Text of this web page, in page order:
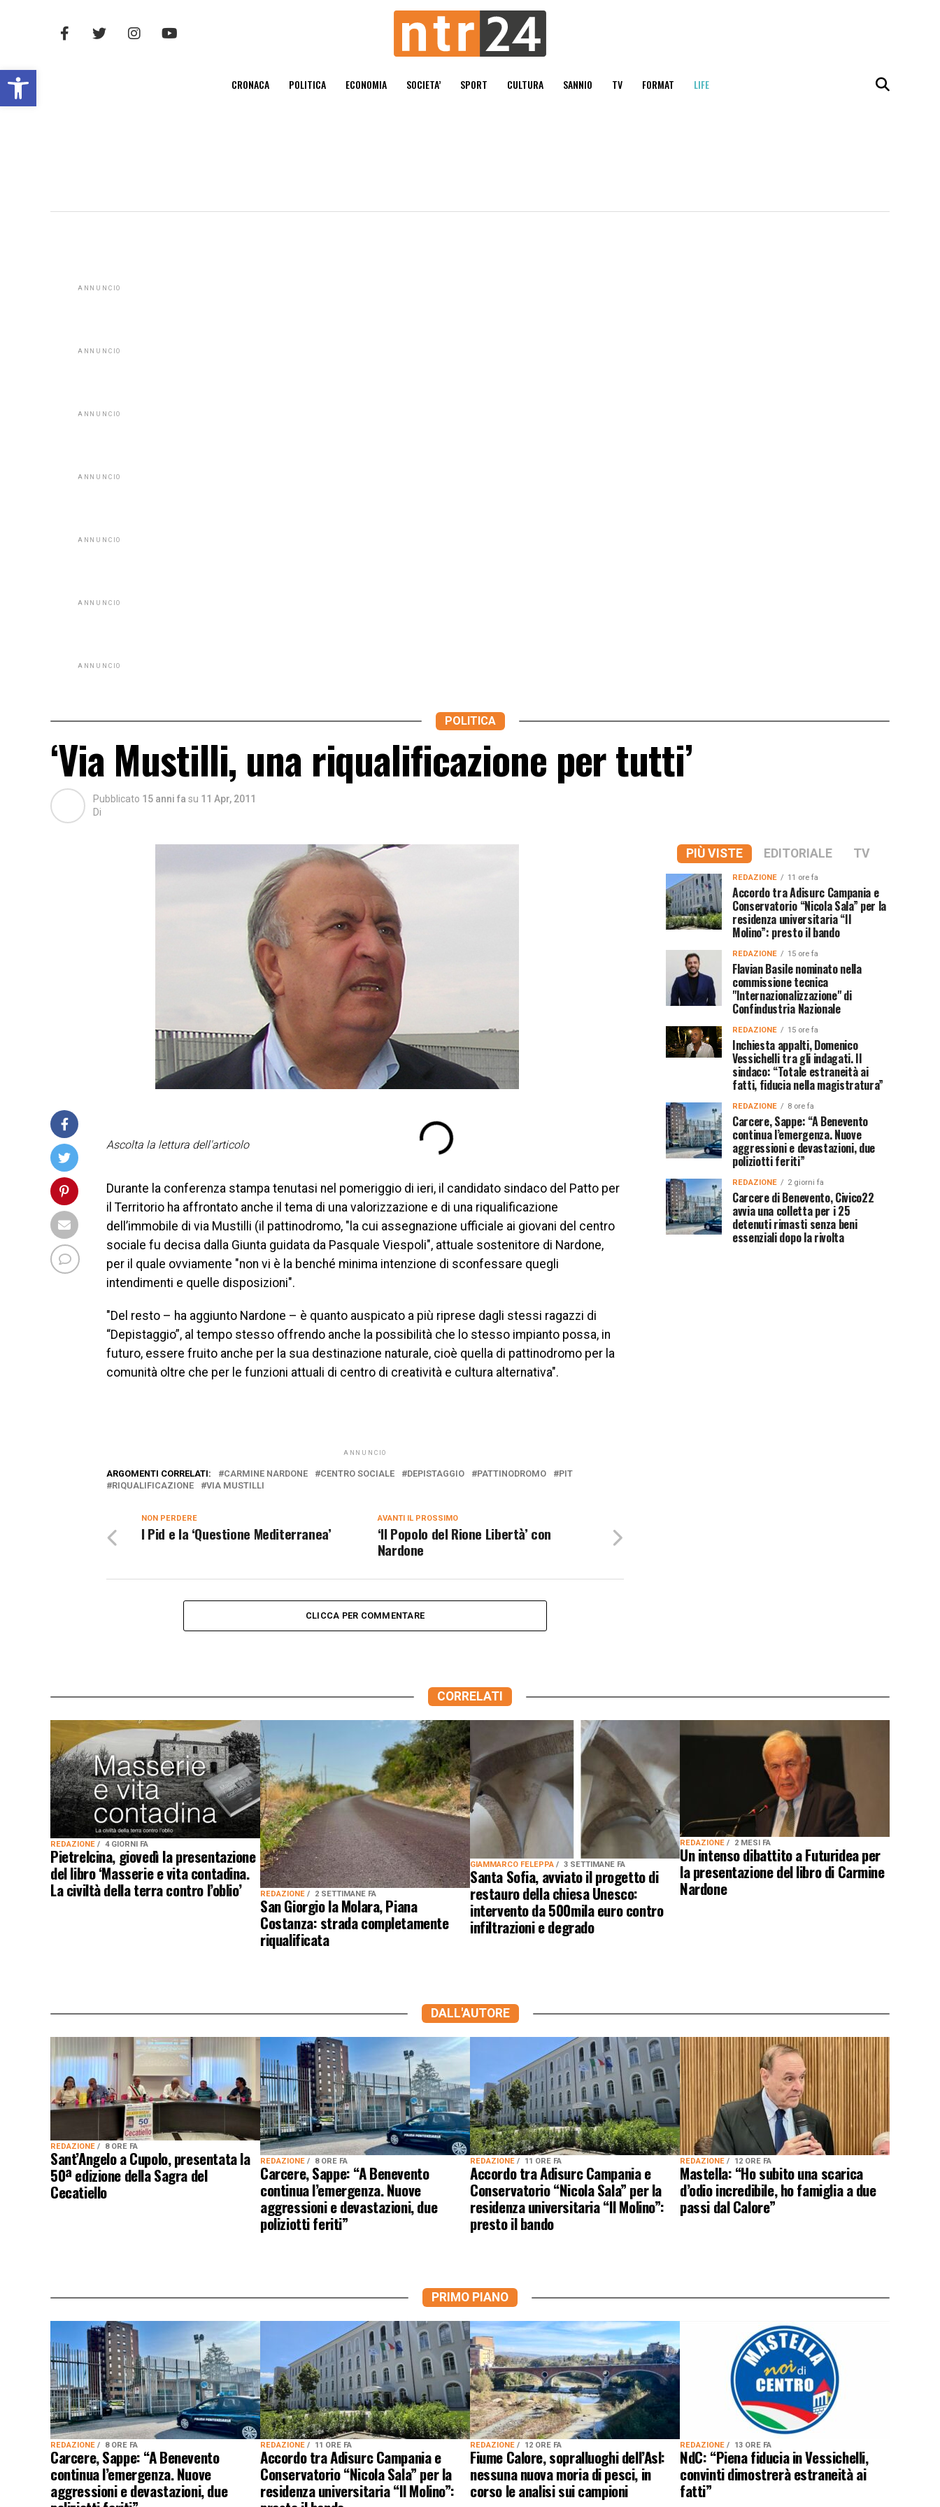
Open toolbar CRONACA POLITICA ECONOMIA SOCIETA’ SPORT CULTURA SANNIO TV FORMAT LIFE
ANNUNCIO
ANNUNCIO
ANNUNCIO
ANNUNCIO
ANNUNCIO
ANNUNCIO
ANNUNCIO
POLITICA
‘Via Mustilli, una riqualificazione per tutti’
Pubblicato 15 anni fa su 11 Apr, 2011
Di
Ascolta la lettura dell'articolo
Durante la conferenza stampa tenutasi nel pomeriggio di ieri, il candidato sindaco del Patto per
il Territorio ha affrontato anche il tema di una valorizzazione e di una riqualificazione
dell’immobile di via Mustilli (il pattinodromo, "la cui assegnazione ufficiale ai giovani del centro
sociale fu decisa dalla Giunta guidata da Pasquale Viespoli", attuale sostenitore di Nardone,
per il quale ovviamente "non vi è la benché minima intenzione di sconfessare quegli
intendimenti e quelle disposizioni".
"Del resto – ha aggiunto Nardone – è quanto auspicato a più riprese dagli stessi ragazzi di
“Depistaggio”, al tempo stesso offrendo anche la possibilità che lo stesso impianto possa, in
futuro, essere fruito anche per la sua destinazione naturale, cioè quella di pattinodromo per la
comunità oltre che per le funzioni attuali di centro di creatività e cultura alternativa".
ANNUNCIO
ARGOMENTI CORRELATI: CARMINE NARDONE CENTRO SOCIALE DEPISTAGGIO PATTINODROMO
PIT
RIQUALIFICAZIONE
VIA MUSTILLI
AVANTI IL ​​PROSSIMO
‘Il Popolo del Rione Libertà’ con
Nardone
NON PERDERE
I Pid e la ‘Questione Mediterranea’
CLICCA PER COMMENTARE
PIÙ VISTE EDITORIALE TV
REDAZIONE 11 ore fa
Accordo tra Adisurc Campania e
Conservatorio “Nicola Sala” per la
residenza universitaria “Il
Molino”: presto il bando
REDAZIONE 15 ore fa
Flavian Basile nominato nella
commissione tecnica
"Internazionalizzazione" di
Confindustria Nazionale
REDAZIONE 15 ore fa
Inchiesta appalti, Domenico
Vessichelli tra gli indagati. Il
sindaco: “Totale estraneità ai
fatti, fiducia nella magistratura”
REDAZIONE 8 ore fa
Carcere, Sappe: “A Benevento
continua l’emergenza. Nuove
aggressioni e devastazioni, due
poliziotti feriti”
REDAZIONE 2 giorni fa
Carcere di Benevento, Civico22
avvia una colletta per i 25
detenuti rimasti senza beni
essenziali dopo la rivolta
CORRELATI
REDAZIONE 4 GIORNI FA
Pietrelcina, giovedì la presentazione
del libro ‘Masserie e vita contadina.
La civiltà della terra contro l’oblio’ REDAZIONE 2 SETTIMANE FA
San Giorgio la Molara, Piana
Costanza: strada completamente
riqualificata
GIAMMARCO FELEPPA 3 SETTIMANE FA
Santa Sofia, avviato il progetto di
restauro della chiesa Unesco:
intervento da 500mila euro contro
infiltrazioni e degrado
REDAZIONE 2 MESI FA
Un intenso dibattito a Futuridea per
la presentazione del libro di Carmine
Nardone
DALL'AUTORE
REDAZIONE 8 ORE FA
Sant’Angelo a Cupolo, presentata la
50ª edizione della Sagra del
Cecatiello
REDAZIONE 8 ORE FA
Carcere, Sappe: “A Benevento
continua l’emergenza. Nuove
aggressioni e devastazioni, due
poliziotti feriti”
REDAZIONE 11 ORE FA
Accordo tra Adisurc Campania e
Conservatorio “Nicola Sala” per la
residenza universitaria “Il Molino”:
presto il bando
REDAZIONE 12 ORE FA
Mastella: “Ho subito una scarica
d’odio incredibile, ho famiglia a due
passi dal Calore”
PRIMO PIANO
REDAZIONE 8 ORE FA
Carcere, Sappe: “A Benevento
continua l’emergenza. Nuove
aggressioni e devastazioni, due
REDAZIONE 11 ORE FA
Accordo tra Adisurc Campania e
Conservatorio “Nicola Sala” per la
residenza universitaria “Il Molino”:
REDAZIONE 12 ORE FA
Fiume Calore, sopralluoghi dell’Asl:
nessuna nuova moria di pesci, in
corso le analisi sui campioni
REDAZIONE 13 ORE FA
NdC: “Piena fiducia in Vessichelli,
convinti dimostrerà estraneità ai
fatti”